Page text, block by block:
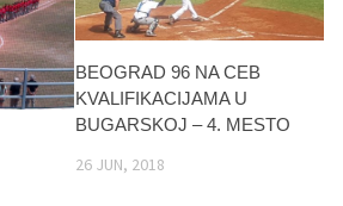
BEOGRAD 96 NA CEB
KVALIFIKACIJAMA U
BUGARSKOJ – 4. MESTO
26 JUN, 2018